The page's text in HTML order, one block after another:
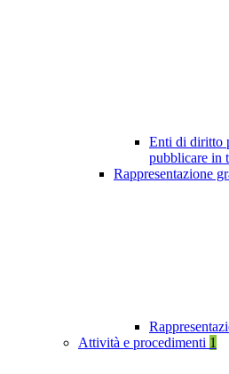
Enti di diritto
pubblicare in
Rappresentazione
Attività e procedimenti 1